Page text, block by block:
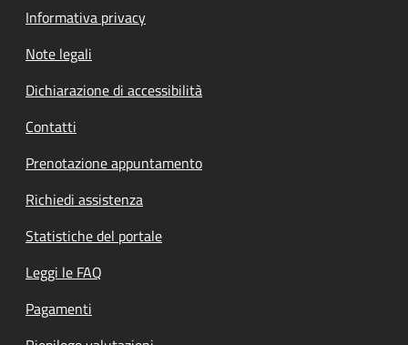
Informativa privacy
Note legali
Dichiarazione di accessibilità
Contatti
Prenotazione appuntamento
Richiedi assistenza
Statistiche del portale
Leggi le FAQ
Pagamenti